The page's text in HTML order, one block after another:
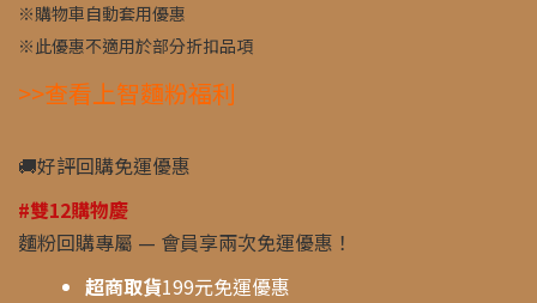
※購物車自動套用優惠
※此優惠不適用於部分折扣品項
>>查看上智麵粉福利
🚚好評回購免運優惠
#雙12購物慶
麵粉回購專屬 — 會員享兩次免運優惠！
超商取貨199元免運優惠